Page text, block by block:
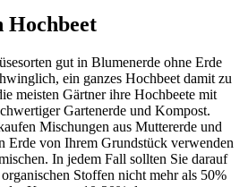
Hochbeet
gut in Blumenerde ohne Erde
ein ganzes Hochbeet damit zu
meisten Gärtner ihre Hochbeete mit
Gartenerde und Kompost.
Mischungen aus Muttererde und
Erde von Ihrem Grundstück verwenden
In jedem Fall sollten Sie darauf
Stoffen nicht mehr als 50%